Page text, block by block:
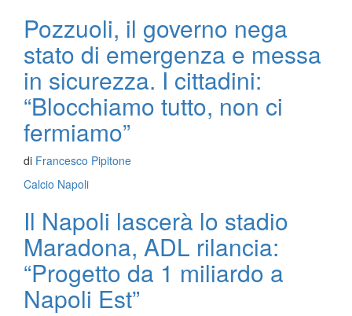
Pozzuoli, il governo nega
stato di emergenza e messa
in sicurezza. I cittadini:
“Blocchiamo tutto, non ci
fermiamo”
di Francesco Pipitone
Calcio Napoli
Il Napoli lascerà lo stadio
Maradona, ADL rilancia:
“Progetto da 1 miliardo a
Napoli Est”